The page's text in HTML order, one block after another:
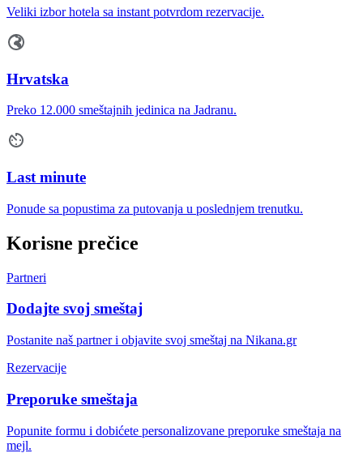
Veliki izbor hotela sa instant potvrdom rezervacije.
Hrvatska
Preko 12.000 smeštajnih jedinica na Jadranu.
Last minute
Ponude sa popustima za putovanja u poslednjem trenutku.
Korisne prečice
Partneri
Dodajte svoj smeštaj
Postanite naš partner i objavite svoj smeštaj na Nikana.gr
Rezervacije
Preporuke smeštaja
Popunite formu i dobićete personalizovane preporuke smeštaja na
mejl.